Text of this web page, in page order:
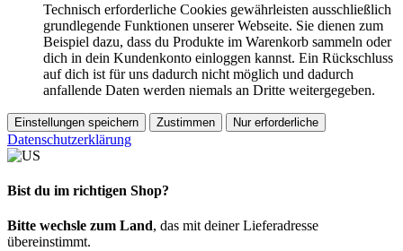
Technisch erforderliche Cookies gewährleisten ausschließlich
grundlegende Funktionen unserer Webseite. Sie dienen zum
Beispiel dazu, dass du Produkte im Warenkorb sammeln oder
dich in dein Kundenkonto einloggen kannst. Ein Rückschluss
auf dich ist für uns dadurch nicht möglich und dadurch
anfallende Daten werden niemals an Dritte weitergegeben.
Einstellungen speichern Zustimmen Nur erforderliche
Datenschutzerklärung
Bist du im richtigen Shop?
Bitte wechsle zum Land, das mit deiner Lieferadresse
übereinstimmt.